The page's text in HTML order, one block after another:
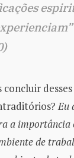
concluir
Eu
a importância
de